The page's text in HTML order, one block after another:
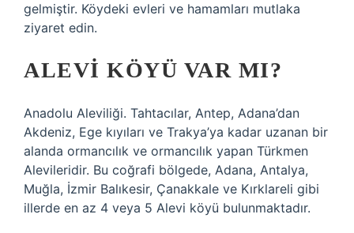
gelmiştir. Köydeki evleri ve hamamları mutlaka
ziyaret edin.
ALEVI KÖYÜ VAR MI?
Anadolu Aleviliği. Tahtacılar, Antep, Adana’dan
Akdeniz, Ege kıyıları ve Trakya’ya kadar uzanan bir
alanda ormancılık ve ormancılık yapan Türkmen
Alevileridir. Bu coğrafi bölgede, Adana, Antalya,
Muğla, İzmir Balıkesir, Çanakkale ve Kırklareli gibi
illerde en az 4 veya 5 Alevi köyü bulunmaktadır.